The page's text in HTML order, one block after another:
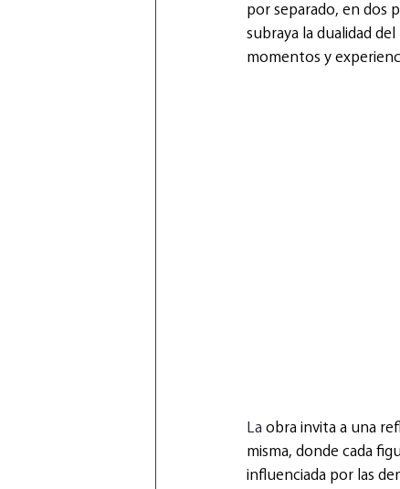
por separado, en dos
subraya la dualidad
momentos y
La obra invita a una
misma, donde cada
influenciada por las